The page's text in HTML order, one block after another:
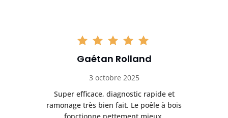
Gaétan Rolland
3 octobre 2025
Super efficace, diagnostic rapide et
ramonage très bien fait. Le poêle à bois
fonctionne nettement mieux.